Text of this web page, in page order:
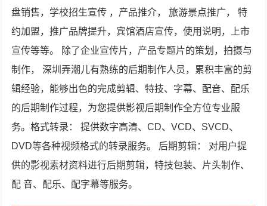
盘销售，学校招生宣传 ，产品推介， 旅游景点推广， 特
约加盟，推广品牌提升，宾馆酒店宣传，使用说明，上市
宣传等等。 除了企业宣传片，产品专题片的策划，拍摄与
制作， 深圳弄潮儿有熟练的后期制作人员，累积丰富的剪
辑经验，能够出色的完成剪辑、特技、字幕、配音、配乐
的后期制作过程，为您提供影视后期制作全方位专业服
务。格式转录： 提供数字高清、CD、VCD、SVCD、
DVD等各种视频格式的转录服务。 后期剪辑： 对用户提
供的影视素材资料进行后期剪辑，特技包装、片头制作、
配 音、配乐、配字幕等服务。